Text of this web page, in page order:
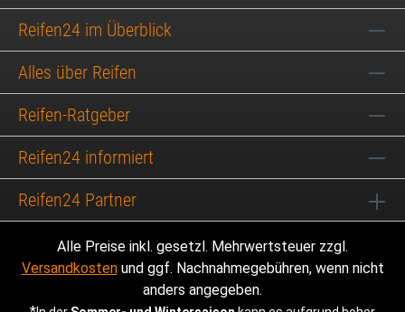
Reifen24 im Überblick
Alles über Reifen
Reifen-Ratgeber
Reifen24 informiert
Reifen24 Partner
Alle Preise inkl. gesetzl. Mehrwertsteuer zzgl.
Versandkostenund ggf. Nachnahmegebühren, wenn nicht
anders angegeben.